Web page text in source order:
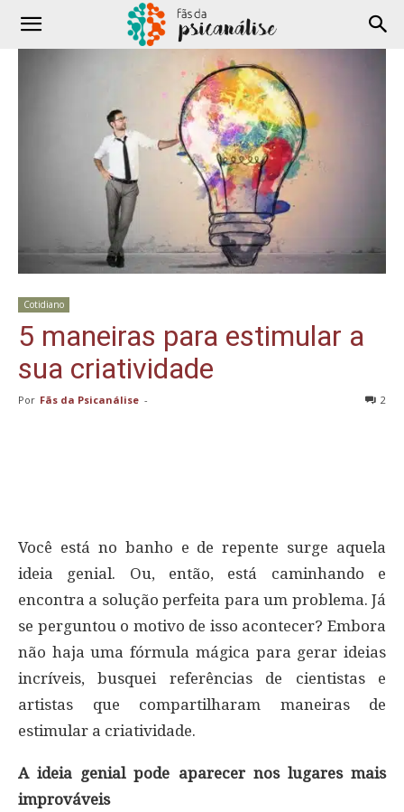
Cotidiano
5 maneiras para estimular a
sua criatividade
Por Fãs da Psicanálise - 2
Você está no banho e de repente surge aquela
ideia genial. Ou, então, está caminhando e
encontra a solução perfeita para um problema. Já
se perguntou o motivo de isso acontecer? Embora
não haja uma fórmula mágica para gerar ideias
incríveis, busquei referências de cientistas e
artistas que compartilharam maneiras de
estimular a criatividade.
A ideia genial pode aparecer nos lugares mais
improváveis